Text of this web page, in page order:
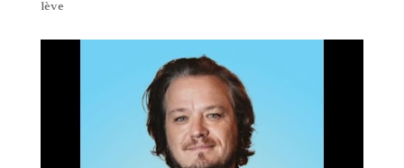
lève